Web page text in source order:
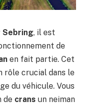
Sebring, il est
de
en fait partie. Cet
rôle crucial dans le
du véhicule. Vous
de crans un neiman